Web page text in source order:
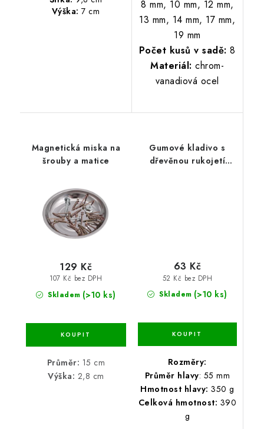
Výška: 7 cm
8 mm, 10 mm, 12 mm,
13 mm, 14 mm, 17 mm,
19 mm
Počet kusů v sadě: 8
Materiál: chrom-
vanadiová ocel
Magnetická miska na
šrouby a matice
Skladem (>10 ks)
107 Kč bez DPH
129 Kč
Průměr: 15 cm
Výška: 2,8 cm
Gumové kladivo s
dřevěnou rukojetí
Skladem (>10 ks)
52 Kč bez DPH
63 Kč
Rozměry:
Průměr hlavy: 55 mm
Hmotnost hlavy: 350 g
Celková hmotnost: 390
g